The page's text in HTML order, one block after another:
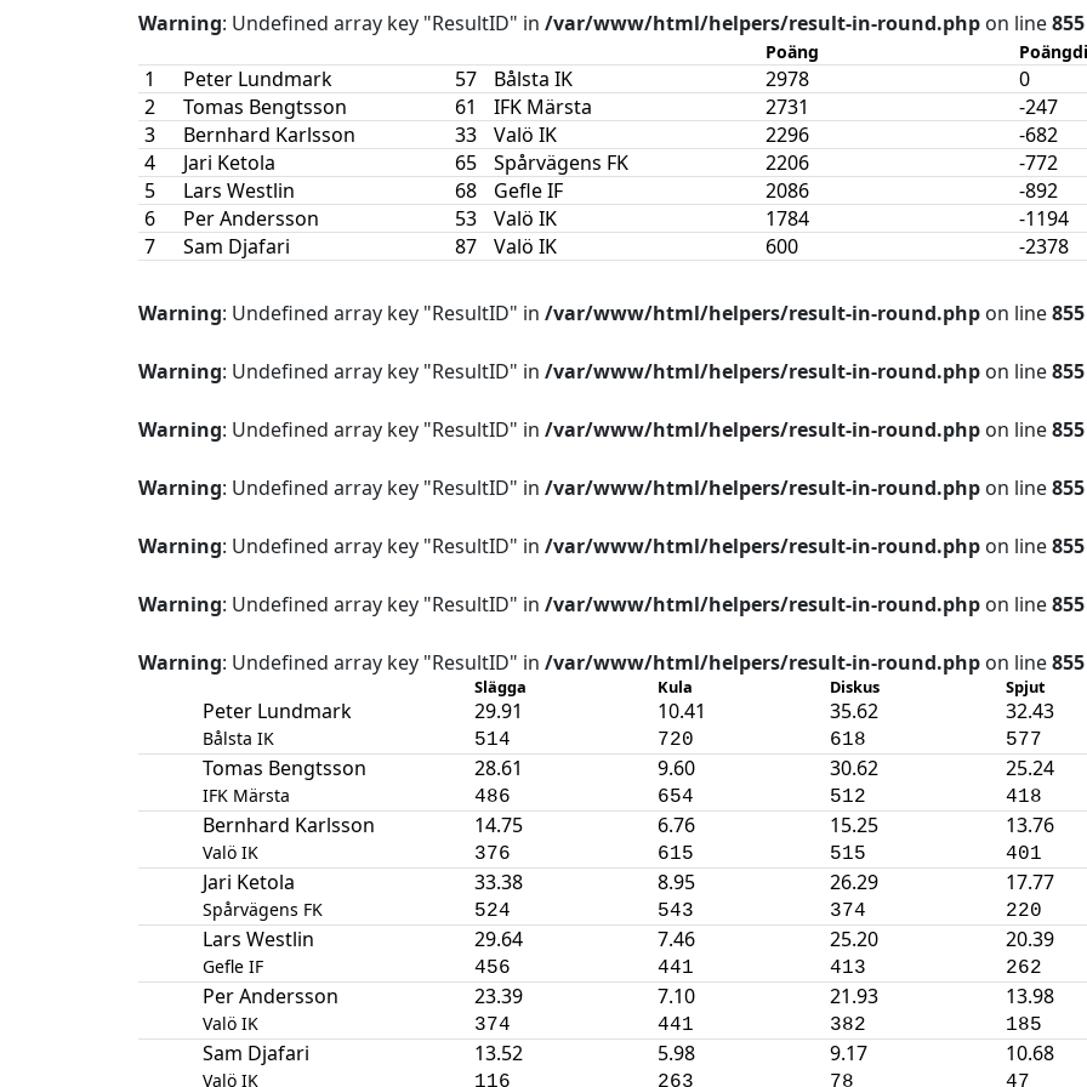
Warning: Undefined array key "ResultID" in /var/www/html/helpers/result-in-round.php on line855
Poäng
1 Peter Lundmark 57 Bålsta IK 2978
0
2
Tomas Bengtsson 61 IFK Märsta 2731
-247
3
Bernhard Karlsson 33 Valö IK 2296
-682
4
Jari Ketola 65 Spårvägens FK 2206
-772
5
Lars Westlin 68 Gefle IF 2086
-892
6
Per Andersson 53 Valö IK 1784
-1194
7
Sam Djafari 87 Valö IK 600 -2378
Warning: Undefined array key "ResultID" in /var/www/html/helpers/result-in-round.php on line855
Warning: Undefined array key "ResultID" in /var/www/html/helpers/result-in-round.php on line855
Warning: Undefined array key "ResultID" in /var/www/html/helpers/result-in-round.php on line855
Warning: Undefined array key "ResultID" in /var/www/html/helpers/result-in-round.php on line855
Warning: Undefined array key "ResultID" in /var/www/html/helpers/result-in-round.php on line855
Warning: Undefined array key "ResultID" in /var/www/html/helpers/result-in-round.php on line855
Warning: Undefined array key "ResultID" in /var/www/html/helpers/result-in-round.php on line855
Slägga Kula Diskus Spjut
Peter Lundmark
Bålsta IK
29.91
514
10.41
720
35.62
618
32.43
577
Tomas Bengtsson
IFK Märsta
28.61
486
9.60
654
30.62
512
25.24
418
Bernhard Karlsson
Valö IK
14.75
376
6.76
615
15.25
515
13.76
401
Jari Ketola
Spårvägens FK
33.38
524
8.95
543
26.29
374
17.77
220
Lars Westlin
Gefle IF
29.64
456
7.46
441
25.20
413
20.39
262
Per Andersson
Valö IK
23.39
374
7.10
441
21.93
382
13.98
185
Sam Djafari
Valö IK
13.52
116
5.98
263
9.17
78
10.68
47